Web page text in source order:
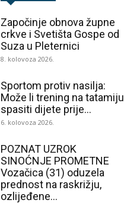
Započinje obnova župne
crkve i Svetišta Gospe od
Suza u Pleternici
8. kolovoza 2026.
Sportom protiv nasilja:
Može li trening na tatamiju
spasiti dijete prije...
6. kolovoza 2026.
POZNAT UZROK
SINOĆNJE PROMETNE
Vozačica (31) oduzela
prednost na raskrižju,
ozlijeđene...